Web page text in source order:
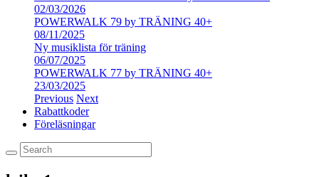
02/03/2026
POWERWALK 79 by TRÄNING 40+
08/11/2025
Ny musiklista för träning
06/07/2025
POWERWALK 77 by TRÄNING 40+
23/03/2025
Previous Next
Rabattkoder
Föreläsningar